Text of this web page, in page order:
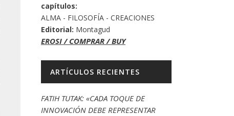
capítulos:
ALMA - FILOSOFÍA - CREACIONES
Editorial: Montagud
EROSI / COMPRAR / BUY
ARTÍCULOS RECIENTES
FATIH TUTAK: «CADA TOQUE DE
INNOVACIÓN DEBE REPRESENTAR